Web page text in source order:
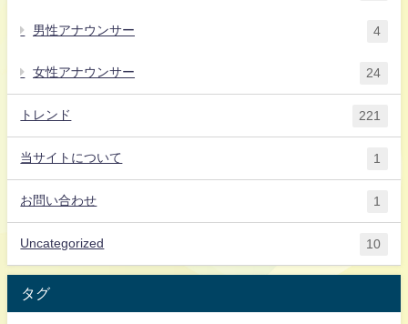
男性アナウンサー 4
女性アナウンサー 24
トレンド 221
当サイトについて 1
お問い合わせ 1
Uncategorized 10
タグ